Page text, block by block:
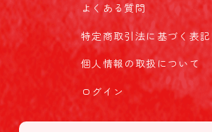
よくある質問
特定商取引法に基づく表記
個人情報の取扱について
ログイン